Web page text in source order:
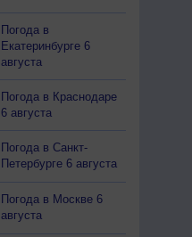
15 сб
Ночь
746
79
15 сб
744
+27
746
+14
Погода в
Екатеринбурге 6
августа
Погода в Краснодаре
6 августа
Погода в Санкт-
Петербурге 6 августа
Погода в Москве 6
августа